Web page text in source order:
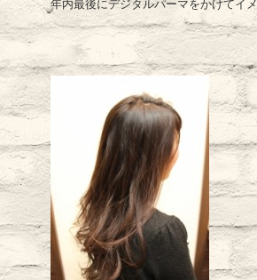
年内最後にデジタルパーマをかけてイ